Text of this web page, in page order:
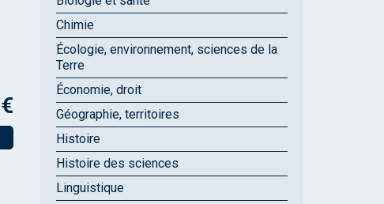
€
Chimie
Écologie, environnement, sciences de la
Terre
Économie, droit
Géographie, territoires
Histoire
Histoire des sciences
Linguistique